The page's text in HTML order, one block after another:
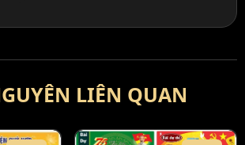
LIÊN QUAN